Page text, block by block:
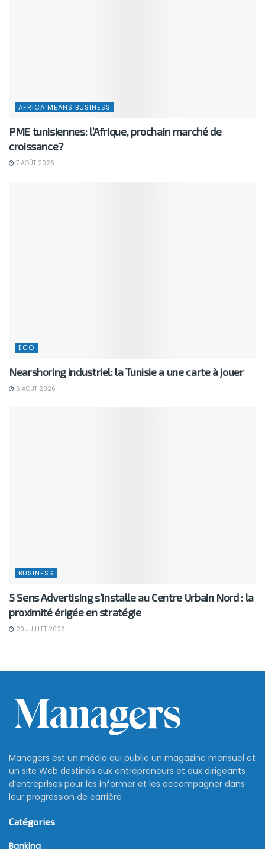
AFRICA MEANS BUSINESS
PME tunisiennes: l’Afrique, prochain marché de
croissance?
7 AOÛT 2026
ECO
Nearshoring industriel: la Tunisie a une carte à jouer
6 AOÛT 2026
BUSINESS
5 Sens Advertising s’installe au Centre Urbain Nord : la
proximité érigée en stratégie
20 JUILLET 2026
Managers est un média qui publie un magazine mensuel et
un site Web destinés aux entrepreneurs et aux dirigeants
d’entreprises pour les informer et les accompagner dans
leur progression de carrière
Catégories
Banking